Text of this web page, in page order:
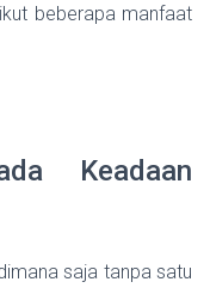
beberapa manfaat
Keadaan
saja tanpa satu